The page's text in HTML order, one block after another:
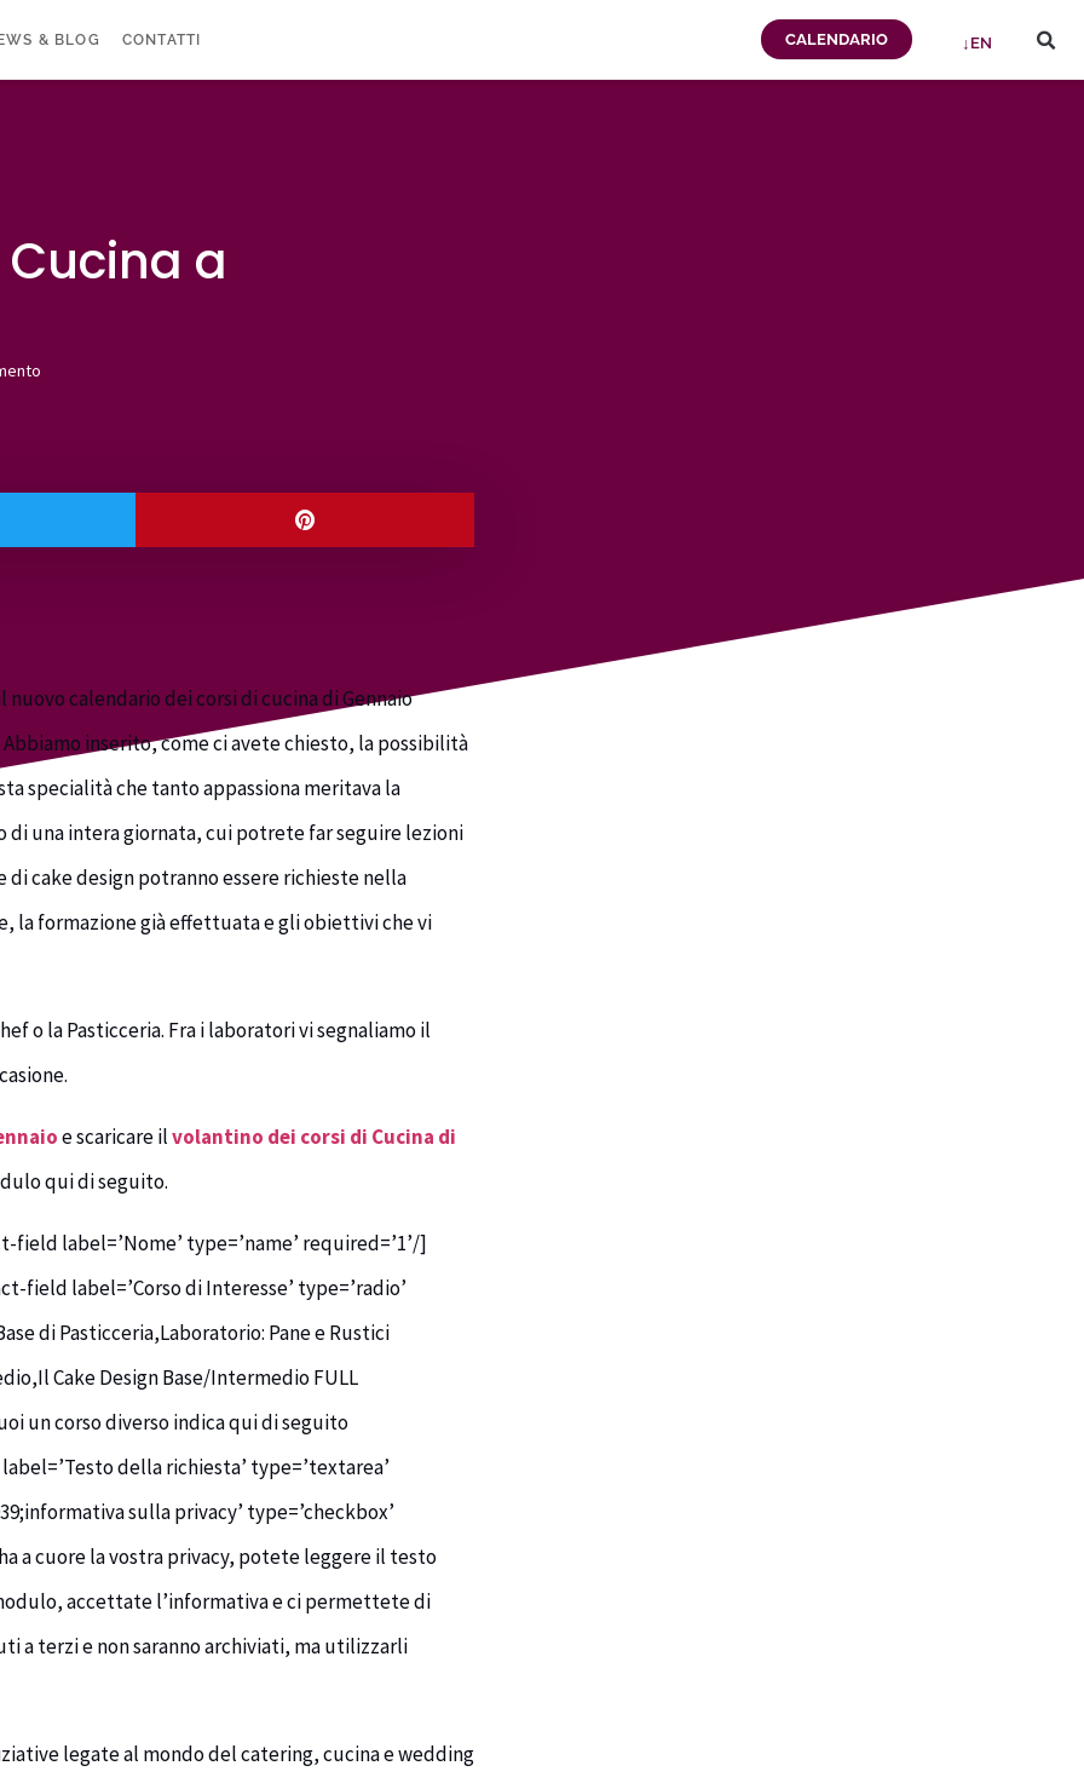
& BLOG CONTATTI CALENDARIO ↓EN
a
calendario dei corsi di cucina di Gennaio
inserito, come ci avete chiesto, la possibilità
specialità che tanto appassiona meritava la
una intera giornata, cui potrete far seguire lezioni
cake design potranno essere richieste nella
la formazione già effettuata e gli obiettivi che vi
o la Pasticceria. Fra i laboratori vi segnaliamo il
e scaricare ilvolantino dei corsi di Cucina di
qui di seguito.
label=’Nome’ type=’name’ required=’1’/]
field label=’Corso di Interesse’ type=’radio’
di Pasticceria,Laboratorio: Pane e Rustici
Cake Design Base/Intermedio FULL
un corso diverso indica qui di seguito
della richiesta’ type=’textarea’
sulla privacy’ type=’checkbox’
a cuore la vostra privacy, potete leggere il testo
accettate l’informativa e ci permettete di
a terzi e non saranno archiviati, ma utilizzarli
legate al mondo del catering, cucina e wedding